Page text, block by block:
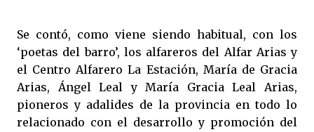
Se contó, como viene siendo habitual, con los
‘poetas del barro’, los alfareros del Alfar Arias y
el Centro Alfarero La Estación, María de Gracia
Arias, Ángel Leal y María Gracia Leal Arias,
pioneros y adalides de la provincia en todo lo
relacionado con el desarrollo y promoción del